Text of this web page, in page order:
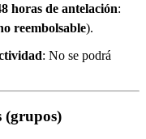
horas de antelación:
reembolsable).
: No se podrá
(grupos)